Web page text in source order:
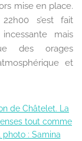
mise en place.
s’est fait
mais
des orages
et